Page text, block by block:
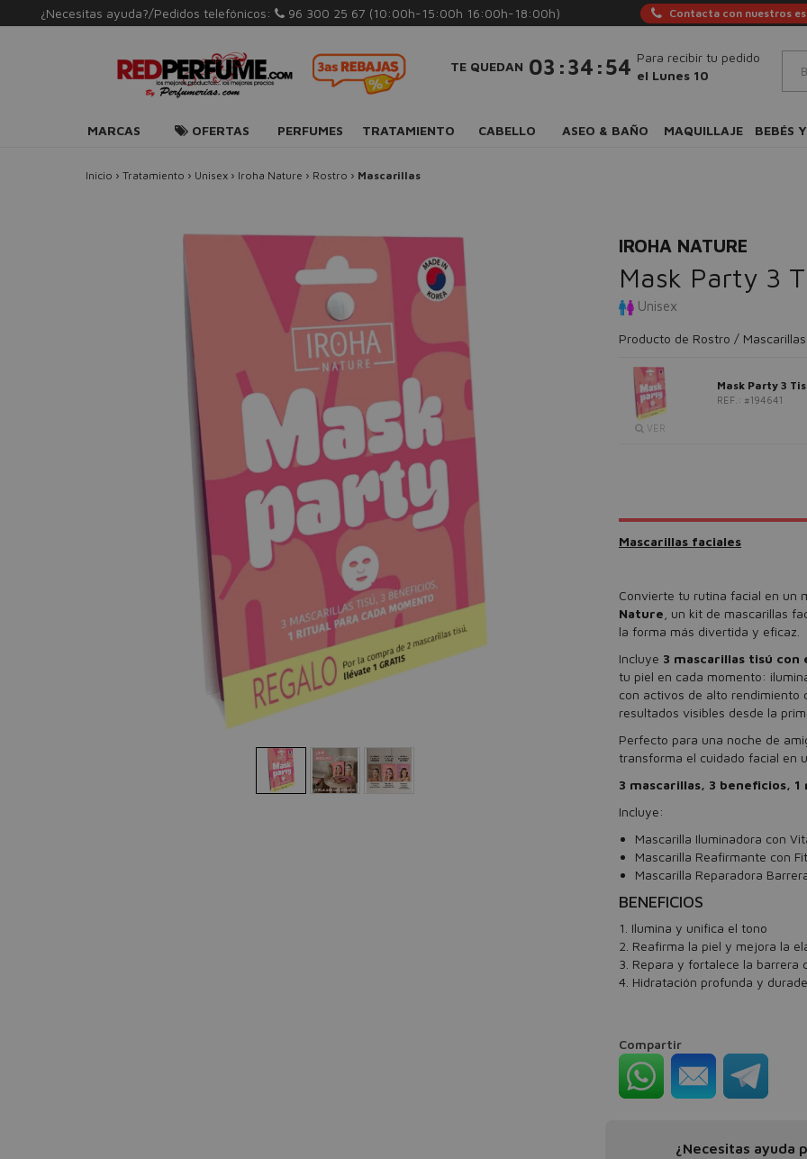
¿Necesitas ayuda?/Pedidos telefónicos: 96 300 25 67 (10:00h-15:00h 16:00h-18:00h) Contacta con nuestros
TE QUEDAN 03 :34 :53 Para recibir tu pedido
el Lunes 10
MARCAS OFERTAS PERFUMES TRATAMIENTO CABELLO ASEO & BAÑO MAQUILLAJE BEBÉS
Inicio › Tratamiento › Unisex › Iroha Nature › Rostro › Mascarillas
IROHA NATURE
Mask Party 3
Unisex
Producto de Rostro / Mascarillas
VER
Mask Party 3
REF.: #194641
Mascarillas faciales
Convierte tu rutina facial en un
Nature , un kit de mascarillas
la forma más divertida y eficaz.
Incluye 3 mascarillas tisú con
tu piel en cada momento:
con activos de alto rendimiento
resultados visibles desde la
Perfecto para una noche de
transforma el cuidado facial en
3 mascarillas, 3 beneficios,
Incluye:
Mascarilla Iluminadora con
Mascarilla Reafirmante con
Mascarilla Reparadora
BENEFICIOS
1. Ilumina y unifica el tono
2. Reafirma la piel y mejora la
3. Repara y fortalece la barrera
4. Hidratación profunda y
Compartir
¿Necesitas ayuda